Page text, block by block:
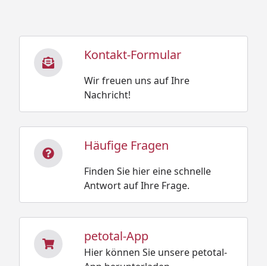
Kontakt-Formular
Wir freuen uns auf Ihre
Nachricht!
Häufige Fragen
Finden Sie hier eine schnelle
Antwort auf Ihre Frage.
petotal-App
Hier können Sie unsere petotal-